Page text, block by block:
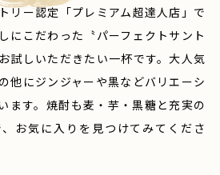
リー認定「プレミアム超達人店」で
にこだわった〝パーフェクトサント
試しいただきたい一杯です。大人気
他にジンジャーや黒などバリエーシ
ます。焼酎も麦・芋・黒糖と充実の
お気に入りを見つけてみてくださ